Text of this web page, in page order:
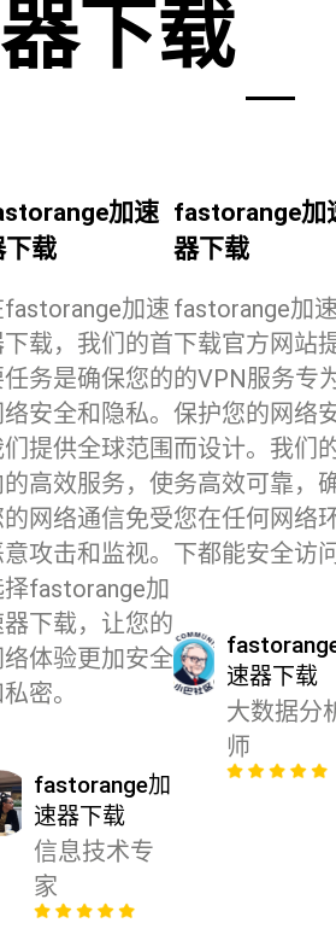
器下载
加速
下载
加速
载，我们的首
务是确保您的
安全和隐私。
提供全球范围
高效服务，使
网络通信免受
攻击和监视。
fastorange加
下载，让您的
体验更加安全
密。
fastorange加
速器下载
信息技术专
家
fastorange加
器下载
fastorange加
下载官方网站
的VPN服务专
保护您的网络
而设计。我们
务高效可靠，
您在任何网络
下都能安全访问
速器下载
大数据分
师